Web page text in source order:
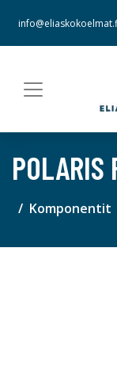
Komponentit